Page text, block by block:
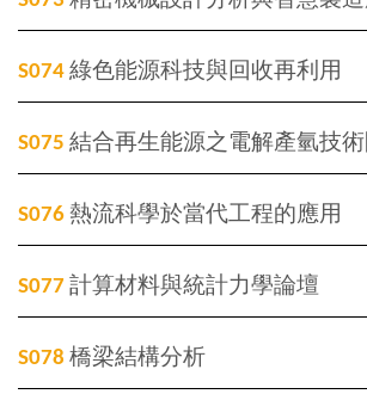
S074 綠色能源科技與回收再利用
S075 結合再生能源之電解產氫技
S076 熱流科學於當代工程的應用
S077 計算材料與統計力學論壇
S078 橋梁結構分析